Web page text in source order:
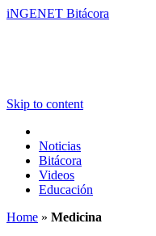
iNGENET Bitácora
Skip to content
Noticias
Bitácora
Videos
Educación
Home » Medicina